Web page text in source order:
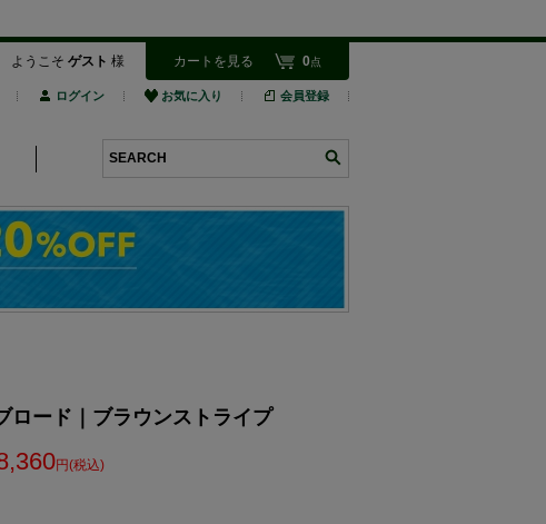
ようこそ ゲスト 様 カートを見る 0点
ログイン お気に入り 会員登録
ロード｜ブラウンストライプ
円(税込)